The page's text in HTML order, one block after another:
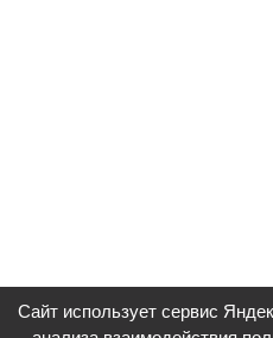
Сайт использует сервис